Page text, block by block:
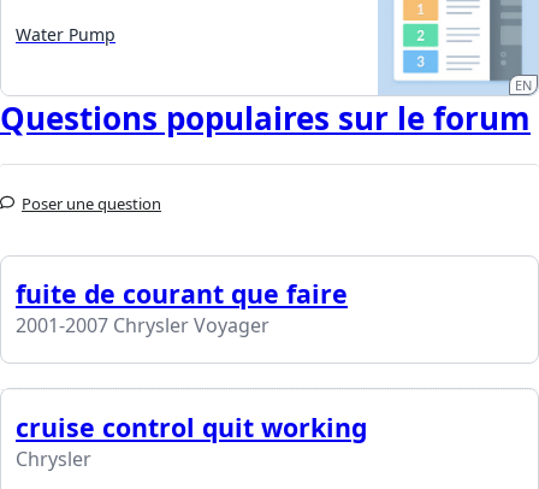
Water Pump
EN
Questions populaires sur le forum
Poser une question
fuite de courant que faire
2001-2007 Chrysler Voyager
cruise control quit working
Chrysler